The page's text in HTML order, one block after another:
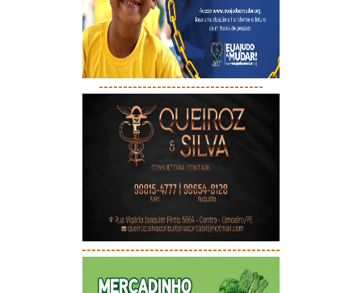
----------------------------------
-----------------------------------------